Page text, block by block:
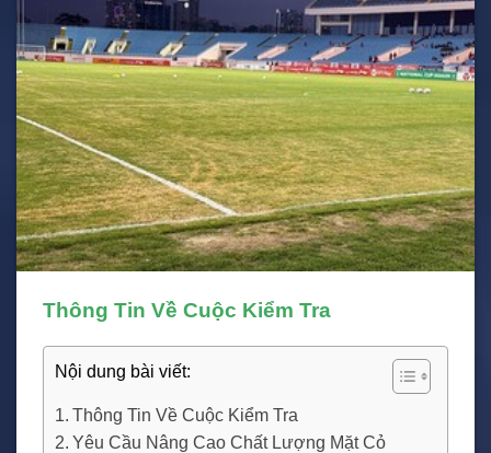
Thông Tin Về Cuộc Kiểm Tra
Nội dung bài viết:
Thông Tin Về Cuộc Kiểm Tra
Yêu Cầu Nâng Cao Chất Lượng Mặt Cỏ